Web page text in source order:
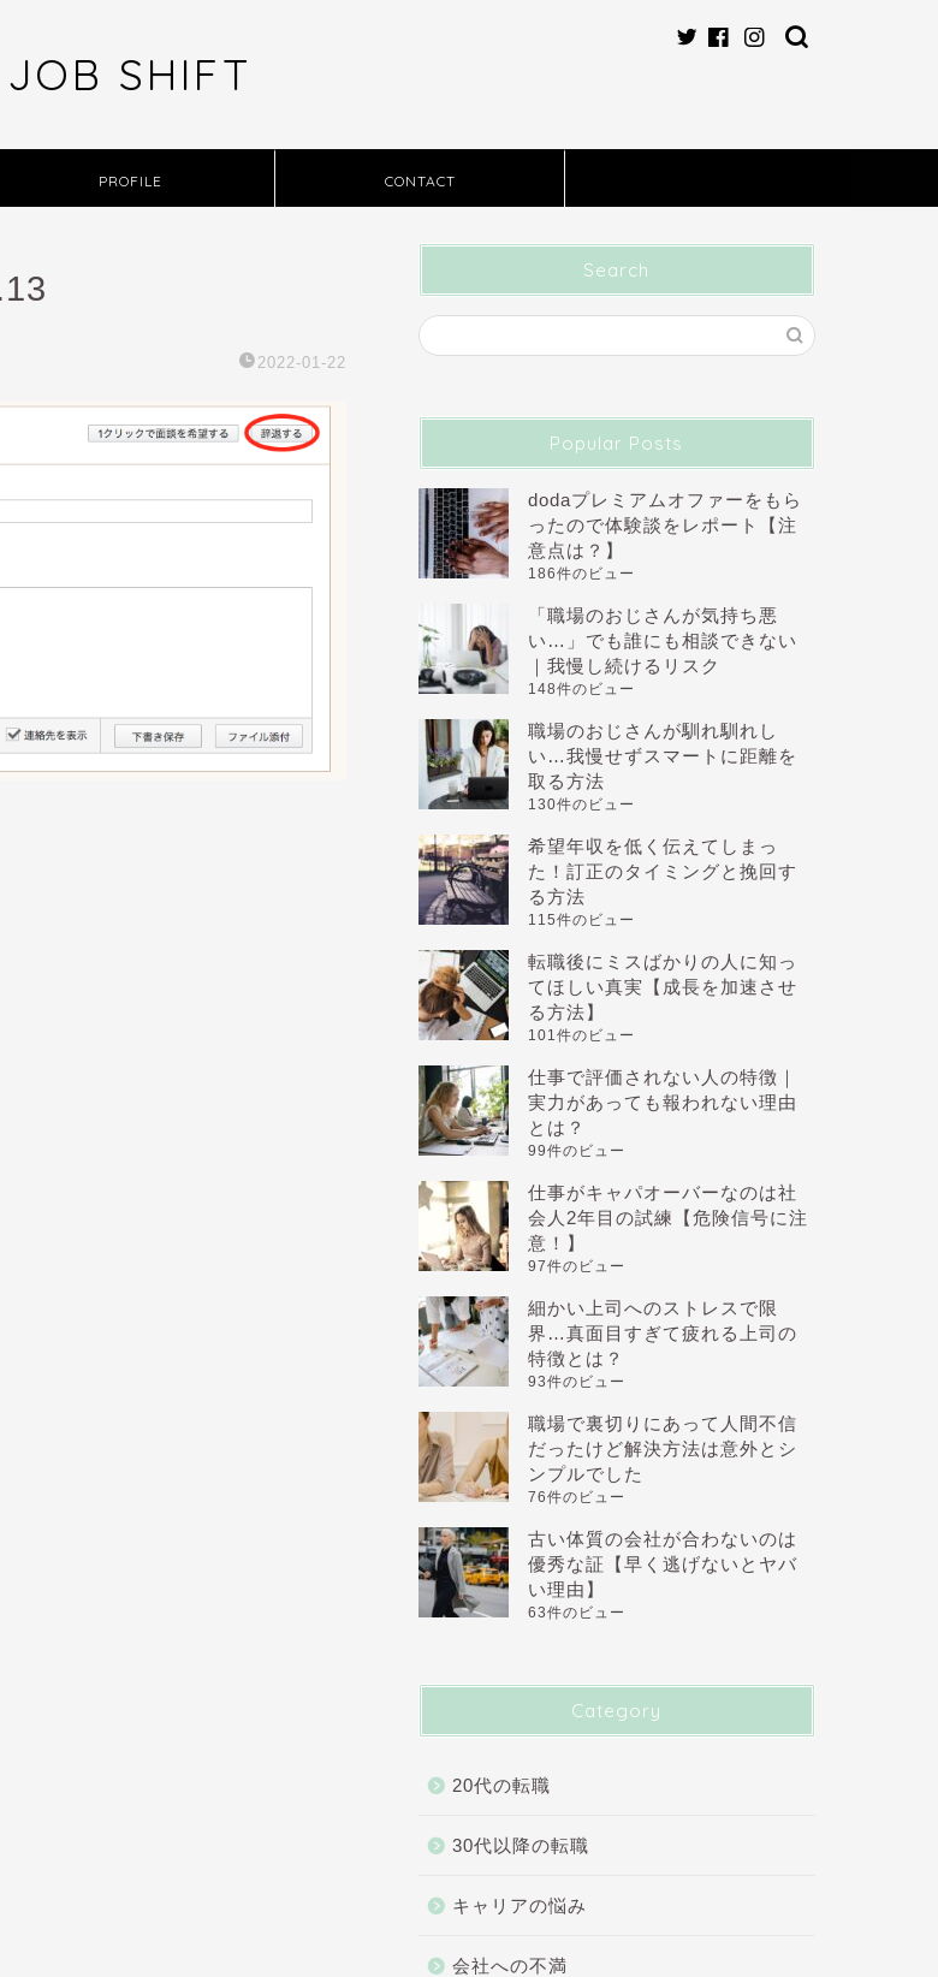
JOB SHIFT
PROFILE CONTACT
2022-01-22
Search
Popular Posts
dodaプレミアムオファーをもら
ったので体験談をレポート【注
意点は？】
186件のビュー
「職場のおじさんが気持ち悪
い…」でも誰にも相談できない
｜我慢し続けるリスク
148件のビュー
職場のおじさんが馴れ馴れし
い…我慢せずスマートに距離を
取る方法
130件のビュー
希望年収を低く伝えてしまっ
た！訂正のタイミングと挽回す
る方法
115件のビュー
転職後にミスばかりの人に知っ
てほしい真実【成長を加速させ
る方法】
101件のビュー
仕事で評価されない人の特徴｜
実力があっても報われない理由
とは？
99件のビュー
仕事がキャパオーバーなのは社
会人2年目の試練【危険信号に注
意！】
97件のビュー
細かい上司へのストレスで限
界…真面目すぎて疲れる上司の
特徴とは？
93件のビュー
職場で裏切りにあって人間不信
だったけど解決方法は意外とシ
ンプルでした
76件のビュー
古い体質の会社が合わないのは
優秀な証【早く逃げないとヤバ
い理由】
63件のビュー
Category
20代の転職
30代以降の転職
キャリアの悩み
会社への不満